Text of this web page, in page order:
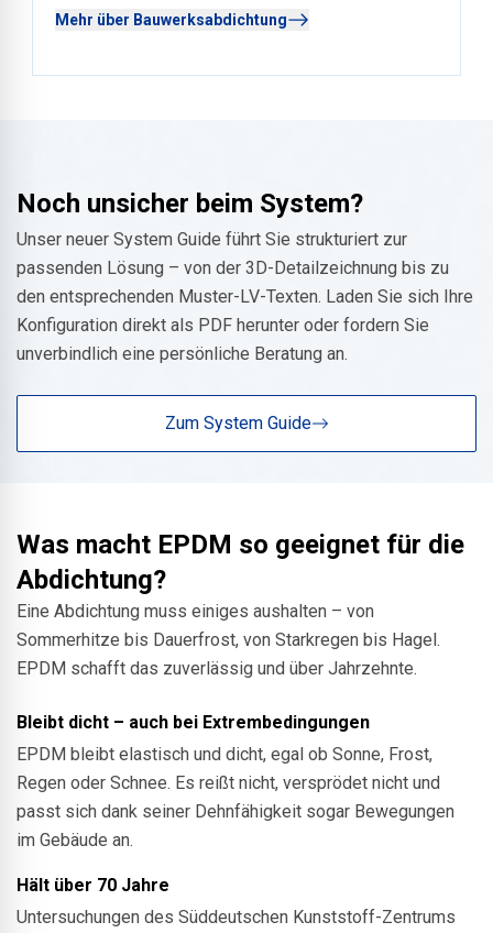
Mehr über Bauwerksabdichtung
Noch unsicher beim System?
Unser neuer System Guide führt Sie strukturiert zur
passenden Lösung – von der 3D-Detailzeichnung bis zu
den entsprechenden Muster-LV-Texten. Laden Sie sich Ihre
Konfiguration direkt als PDF herunter oder fordern Sie
unverbindlich eine persönliche Beratung an.
Zum System Guide
Was macht EPDM so geeignet für die
Abdichtung?
Eine Abdichtung muss einiges aushalten – von
Sommerhitze bis Dauerfrost, von Starkregen bis Hagel.
EPDM schafft das zuverlässig und über Jahrzehnte.
Bleibt dicht – auch bei Extrembedingungen
EPDM bleibt elastisch und dicht, egal ob Sonne, Frost,
Regen oder Schnee. Es reißt nicht, versprödet nicht und
passt sich dank seiner Dehnfähigkeit sogar Bewegungen
im Gebäude an.
Hält über 70 Jahre
Untersuchungen des Süddeutschen Kunststoff-Zentrums